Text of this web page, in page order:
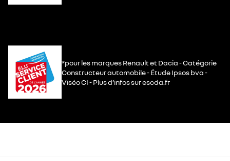
*pour les marques Renault et Dacia - Catégorie
Constructeur automobile - Étude Ipsos bva -
Viséo CI - Plus d’infos sur escda.fr